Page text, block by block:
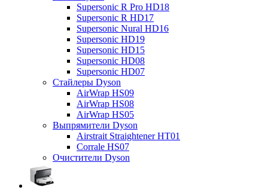
Supersonic R Pro HD18
Supersonic R HD17
Supersonic Nural HD16
Supersonic HD19
Supersonic HD15
Supersonic HD08
Supersonic HD07
Стайлеры Dyson
AirWrap HS09
AirWrap HS08
AirWrap HS05
Выпрямители Dyson
Airstrait Straightener HT01
Corrale HS07
Очистители Dyson